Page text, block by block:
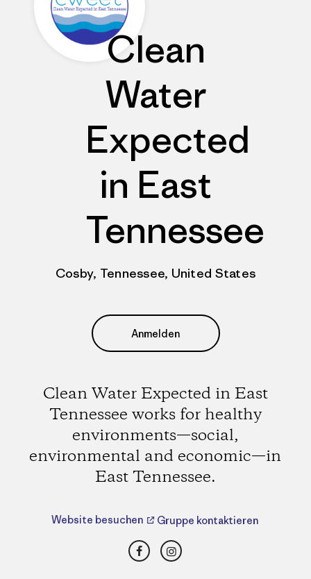
Clean
Water
Expected
in East
Tennessee
Cosby, Tennessee, United States
Anmelden
Clean Water Expected in East
Tennessee works for healthy
environments—social,
environmental and economic—in
East Tennessee.
Website besuchen Gruppe kontaktieren
FacebookInstagram